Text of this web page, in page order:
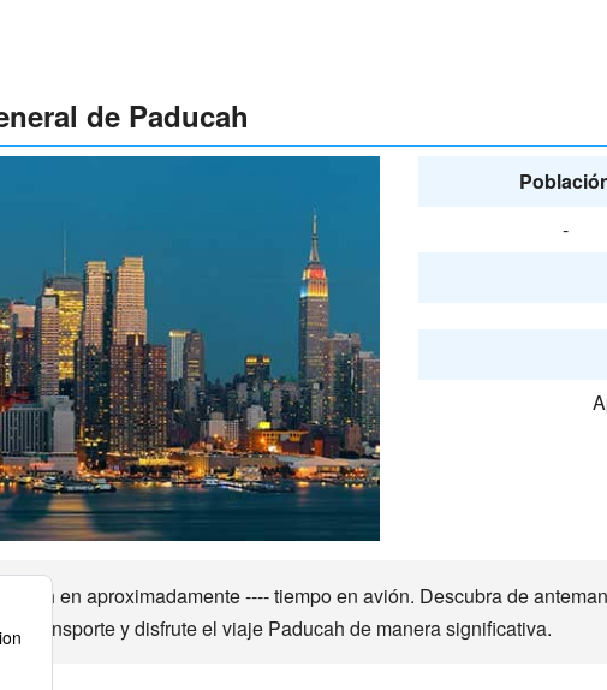
de Paducah
-
en aproximadamente ---- tiempo en avión. Descubra de
transporte y disfrute el viaje Paducah de manera significativa.